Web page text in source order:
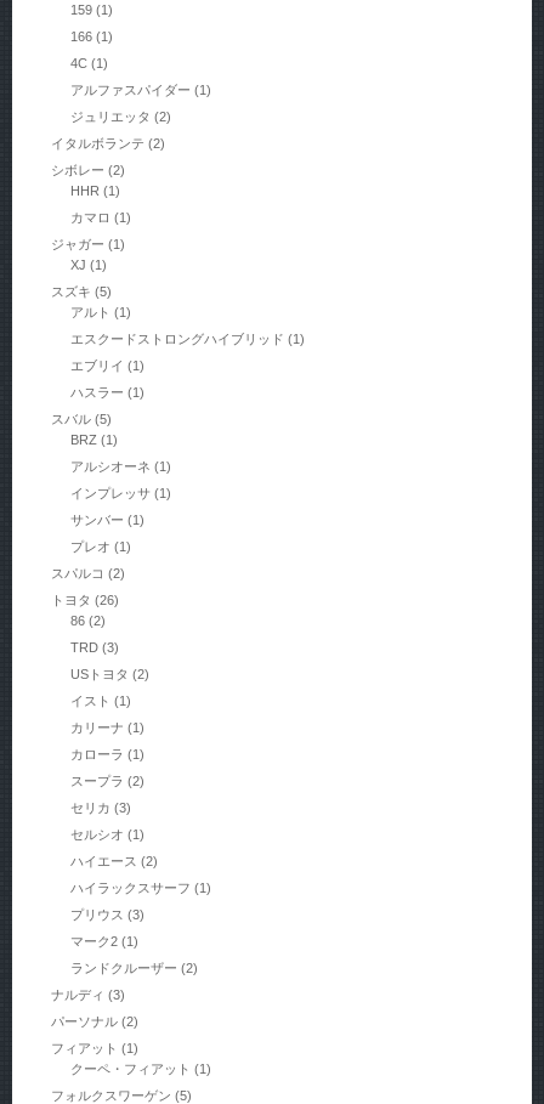
159 (1)
166 (1)
4C (1)
アルファスパイダー (1)
ジュリエッタ (2)
イタルボランテ (2)
シボレー (2)
HHR (1)
カマロ (1)
ジャガー (1)
XJ (1)
スズキ (5)
アルト (1)
エスクードストロングハイブリッド (1)
エブリイ (1)
ハスラー (1)
スバル(5)
BRZ (1)
アルシオーネ (1)
インプレッサ (1)
サンバー (1)
プレオ (1)
スパルコ (2)
トヨタ (26)
86 (2)
TRD (3)
USトヨタ (2)
イスト (1)
カリーナ (1)
カローラ (1)
スープラ (2)
セリカ (3)
セルシオ (1)
ハイエース (2)
ハイラックスサーフ (1)
プリウス (3)
マーク2 (1)
ランドクルーザー (2)
ナルディ (3)
パーソナル(2)
フィアット (1)
クーペ・フィアット (1)
フォルクスワーゲン (5)